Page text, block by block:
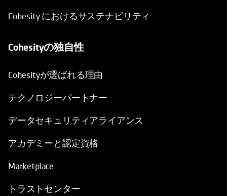
Cohesity におけるサステナビリティ
Cohesityの独自性
Cohesityが選ばれる理由
テクノロジーパートナー
データセキュリティアライアンス
アカデミーと認定資格
Marketplace
トラストセンター